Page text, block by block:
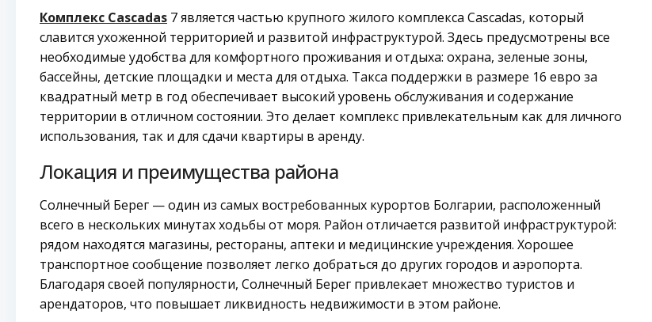
Комплекс Cascadas 7 является частью крупного жилого комплекса Cascadas, который
славится ухоженной территорией и развитой инфраструктурой. Здесь предусмотрены все
необходимые удобства для комфортного проживания и отдыха: охрана, зеленые зоны,
бассейны, детские площадки и места для отдыха. Такса поддержки в размере 16 евро за
квадратный метр в год обеспечивает высокий уровень обслуживания и содержание
территории в отличном состоянии. Это делает комплекс привлекательным как для личного
использования, так и для сдачи квартиры в аренду.
Локация и преимущества района
Солнечный Берег — один из самых востребованных курортов Болгарии, расположенный
всего в нескольких минутах ходьбы от моря. Район отличается развитой инфраструктурой:
рядом находятся магазины, рестораны, аптеки и медицинские учреждения. Хорошее
транспортное сообщение позволяет легко добраться до других городов и аэропорта.
Благодаря своей популярности, Солнечный Берег привлекает множество туристов и
арендаторов, что повышает ликвидность недвижимости в этом районе.